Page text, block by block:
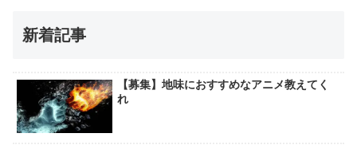
新着記事
【募集】地味におすすめなアニメ教えてく
れ